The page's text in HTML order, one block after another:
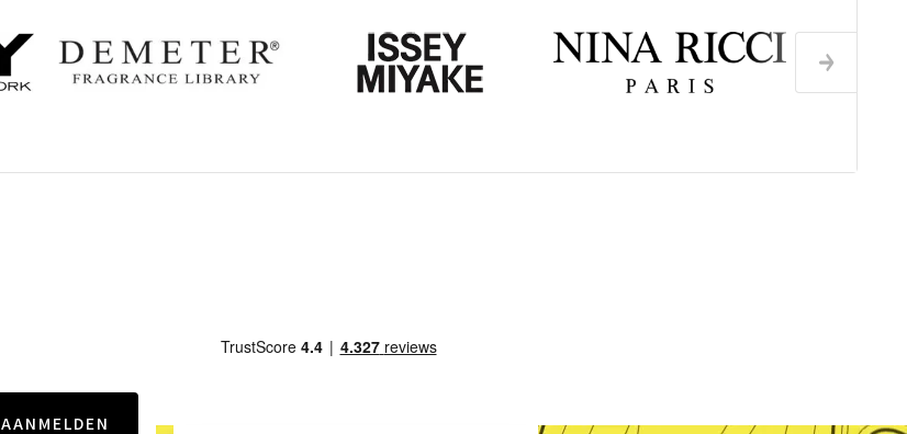
AANMELDEN